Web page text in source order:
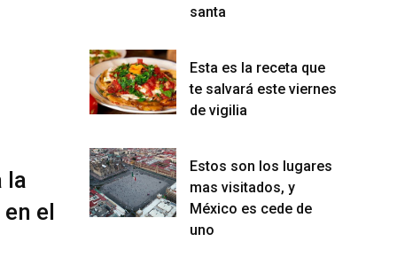
la
el
santa
Esta es la receta que
te salvará este viernes
de vigilia
Estos son los lugares
mas visitados, y
México es cede de
uno